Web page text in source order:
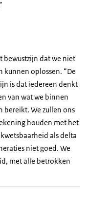
bewustzijn dat we niet
kunnen oplossen. “De
is dat iedereen denkt
van wat we binnen
bereikt. We zullen ons
houden met het
als delta
niet goed. We
met alle betrokken